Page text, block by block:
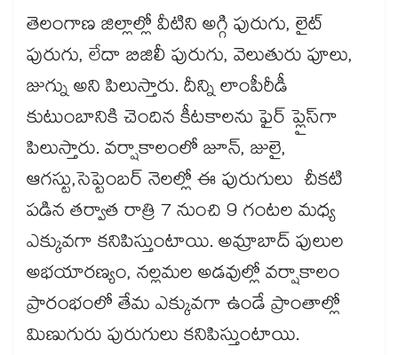
తెలంగాణ జిల్లాల్లో వీటిని అగ్గి పురుగు, లైట్
పురుగు, లేదా బిజిలీ పురుగు, వెలుతురు పూలు,
జుగ్ను అని పిలుస్తారు. దీన్ని లాంపీరీడీ
కుటుంబానికి చెందిన కీటకాలను ఫైర్ ప్లైస్​గా
పిలుస్తారు. వర్షాకాలంలో జూన్, జులై,
ఆగస్టు,సెప్టెంబర్ నెలల్లో ఈ పురుగులు చీకటి
పడిన తర్వాత రాత్రి 7 నుంచి 9 గంటల మధ్య
ఎక్కువగా కనిపిస్తుంటాయి. అమ్రాబాద్ పులుల
అభయారణ్యం, నల్లమల అడవుల్లో వర్షాకాలం
ప్రారంభంలో తేమ ఎక్కువగా ఉండే ప్రాంతాల్లో
మిణుగురు పురుగులు కనిపిస్తుంటాయి.